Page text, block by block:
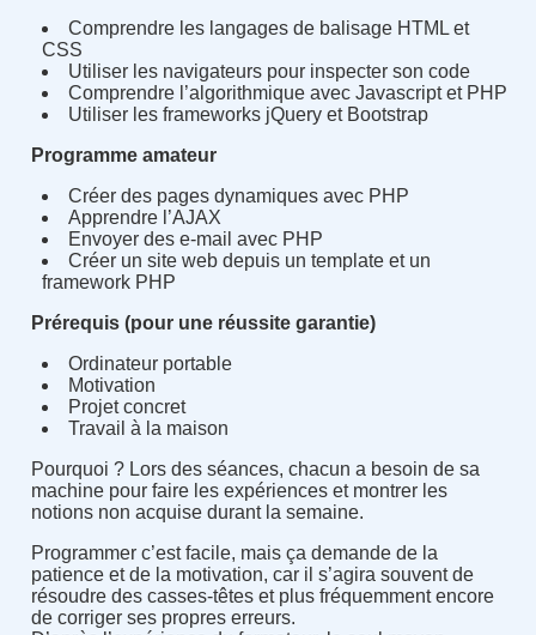
Comprendre les langages de balisage HTML et
CSS
Utiliser les navigateurs pour inspecter son code
Comprendre l’algorithmique avec Javascript et PHP
Utiliser les frameworks jQuery et Bootstrap
Programme amateur
Créer des pages dynamiques avec PHP
Apprendre l’AJAX
Envoyer des e-mail avec PHP
Créer un site web depuis un template et un
framework PHP
Prérequis (pour une réussite garantie)
Ordinateur portable
Motivation
Projet concret
Travail à la maison
Pourquoi ? Lors des séances, chacun a besoin de sa
machine pour faire les expériences et montrer les
notions non acquise durant la semaine.
Programmer c’est facile, mais ça demande de la
patience et de la motivation, car il s’agira souvent de
résoudre des casses-têtes et plus fréquemment encore
de corriger ses propres erreurs.